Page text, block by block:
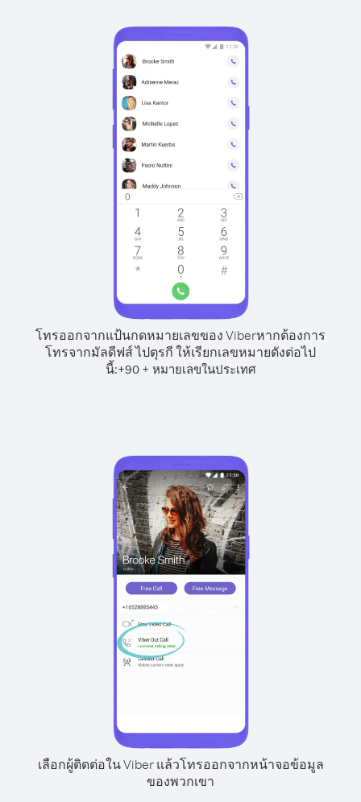
โทรออกจากแป้นกดหมายเลขของ Viberหากต้องการ
โทรจากมัลดีฟส์ ไปตุรกี ให้เรียกเลขหมายดังต่อไป
นี้:+90+ หมายเลขในประเทศ
เลือกผู้ติดต่อใน Viber แล้วโทรออกจากหน้าจอข้อมูล
ของพวกเขา